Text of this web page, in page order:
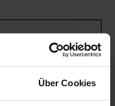
Über Cookies
€34.00